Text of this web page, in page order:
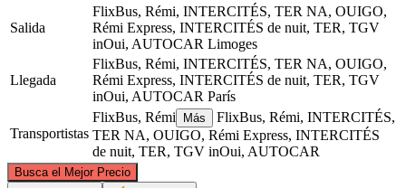
Salida
FlixBus, Rémi, INTERCITÉS, TER NA, OUIGO,
Rémi Express, INTERCITÉS de nuit, TER, TGV
inOui, AUTOCAR Limoges
Llegada
FlixBus, Rémi, INTERCITÉS, TER NA, OUIGO,
Rémi Express, INTERCITÉS de nuit, TER, TGV
inOui, AUTOCAR París
Transportistas
FlixBus, Rémi Más
FlixBus, Rémi, INTERCITÉS,
TER NA, OUIGO, Rémi Express, INTERCITÉS
de nuit, TER, TGV inOui, AUTOCAR
Busca el Mejor Precio
©CARTO , ©OpenStreetMapcontributors